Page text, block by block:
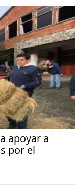
apoyar a
por el